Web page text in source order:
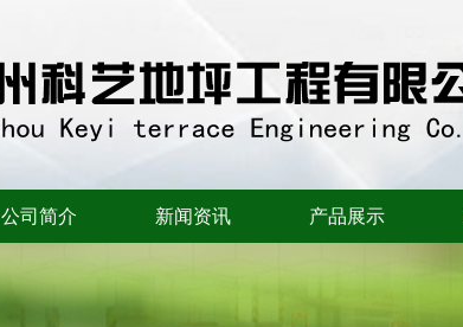
公司简介 新闻资讯 产品展示